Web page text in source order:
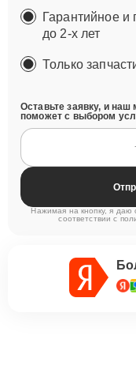
Гарантийное и
до 2-х лет
Только
Оставьте заявку, и
поможет с выбором
Нажимая на кнопку, я даю
соответствии с